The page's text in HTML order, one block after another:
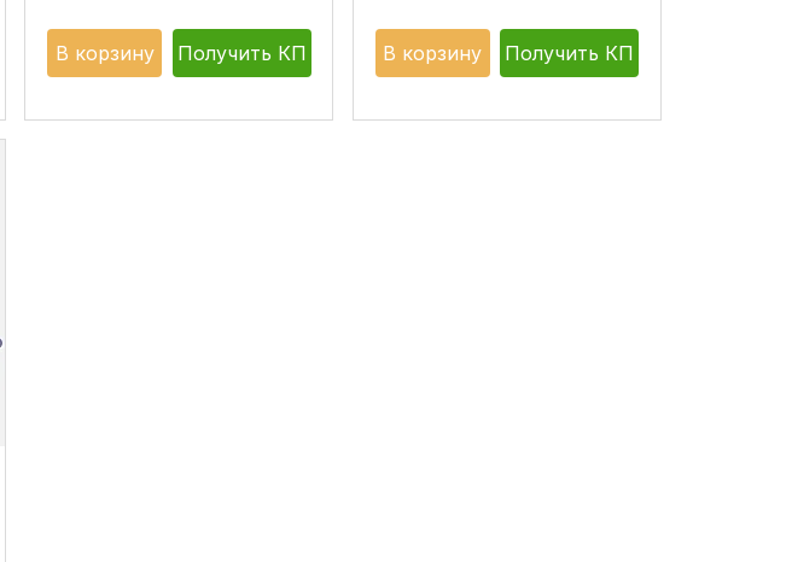
В корзину Получить КП В корзину Получить КП